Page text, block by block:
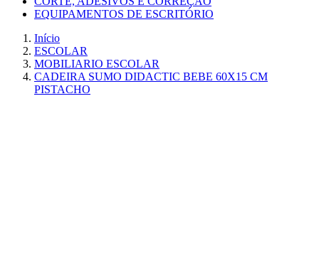
EQUIPAMENTOS DE ESCRITÓRIO
Início
ESCOLAR
MOBILIARIO ESCOLAR
CADEIRA SUMO DIDACTIC BEBE 60X15 CM
PISTACHO